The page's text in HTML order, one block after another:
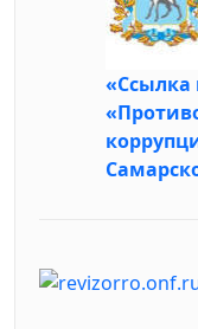
«Ссылка